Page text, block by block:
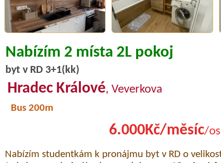
Nabízím 2 místa 2L pokoj
byt v RD 3+1(kk)
Hradec Králové, Veverkova
Bus 200m
6.000Kč/měsíc/
Nabízím studentkám k pronájmu byt v RD o